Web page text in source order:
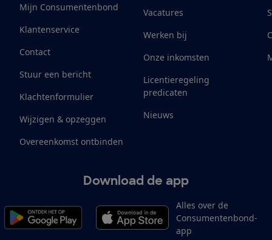
Mijn Consumentenbond
Klantenservice
Contact
Stuur een bericht
Klachtenformulier
Wijzigen & opzeggen
Overeenkomst ontbinden
Vacatures
Werken bij
Onze inkomsten
Licentieregeling
predicaten
Nieuws
Download de app
Alles over de
Consumentenbond-
app